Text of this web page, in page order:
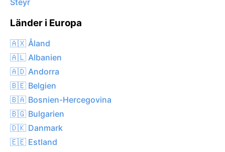
Steyr
Länder i Europa
🇦🇽 Åland
🇦🇱 Albanien
🇦🇩 Andorra
🇧🇪 Belgien
🇧🇦 Bosnien-Hercegovina
🇧🇬 Bulgarien
🇩🇰 Danmark
🇪🇪 Estland